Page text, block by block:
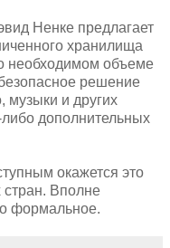
Ненке предлагает
хранилища
необходимом объеме
решение
музыки и других
дополнительных
окажется это
стран. Вполне
формальное.